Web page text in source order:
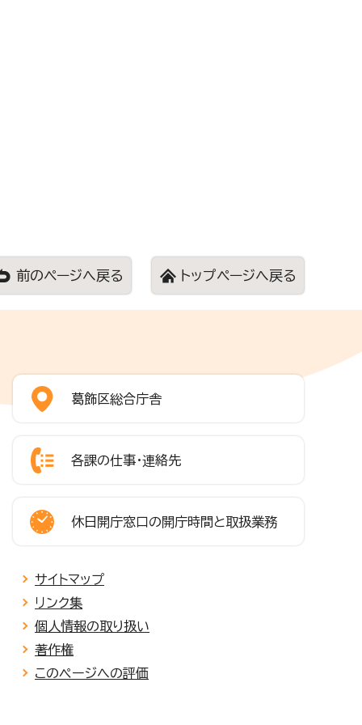
前のページへ戻る トップページへ戻る
葛飾区総合庁舎
各課の仕事・連絡先
休日開庁窓口の開庁時間と取扱業務
サイトマップ
リンク集
個人情報の取り扱い
著作権
このページへの評価